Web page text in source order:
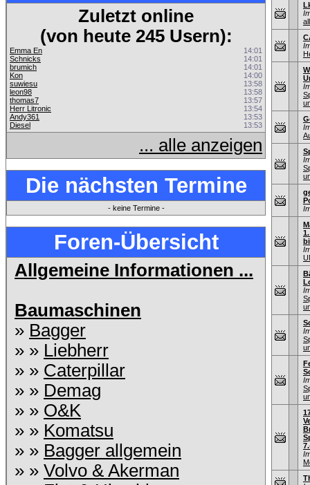
Zuletzt online
(von heute 245 Usern):
Emma En
14:01
Schnicks
14:01
brumich
14:01
Kon
14:00
suwiesu
13:58
leon98
13:58
thomas7
13:57
Herr Litronic
13:54
Andy361
13:53
Diesel
13:53
... alle anzeigen
Die nächsten Termine
- keine Termine -
Foren-Übersicht
Allgemeine Informationen ...
Baumaschinen
» Bagger
» » Liebherr
» » Caterpillar
» » Demag
» » O&K
» » Komatsu
» » Bagger allgemein
» » Volvo & Akerman